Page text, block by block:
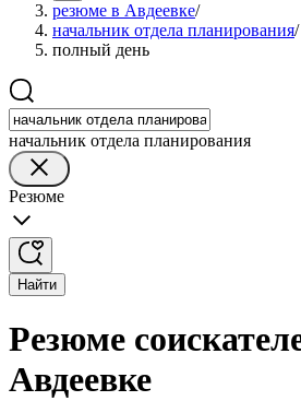
резюме в Авдеевке/
начальник отдела планирования/
полный день
начальник отдела планирования
Резюме
Найти
Резюме
Авдеевке